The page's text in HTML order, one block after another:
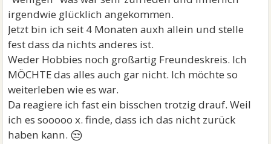
irgendwie glücklich angekommen.
Jetzt bin ich seit 4 Monaten auxh allein und stelle
fest dass da nichts anderes ist.
Weder Hobbies noch großartig Freundeskreis. Ich
MÖCHTE das alles auch gar nicht. Ich möchte so
weiterleben wie es war.
Da reagiere ich fast ein bisschen trotzig drauf. Weil
ich es sooooo x. finde, dass ich das nicht zurück
haben kann. 😒